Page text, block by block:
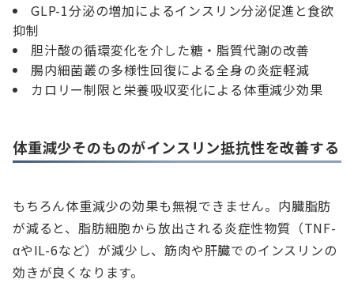
GLP-1分泌の増加によるインスリン分泌促進と食欲
抑制
胆汁酸の循環変化を介した糖・脂質代謝の改善
腸内細菌叢の多様性回復による全身の炎症軽減
カロリー制限と栄養吸収変化による体重減少効果
体重減少そのものがインスリン抵抗性を改善する
もちろん体重減少の効果も無視できません。内臓脂肪
が減ると、脂肪細胞から放出される炎症性物質（TNF-
αやIL-6など）が減少し、筋肉や肝臓でのインスリンの
効きが良くなります。